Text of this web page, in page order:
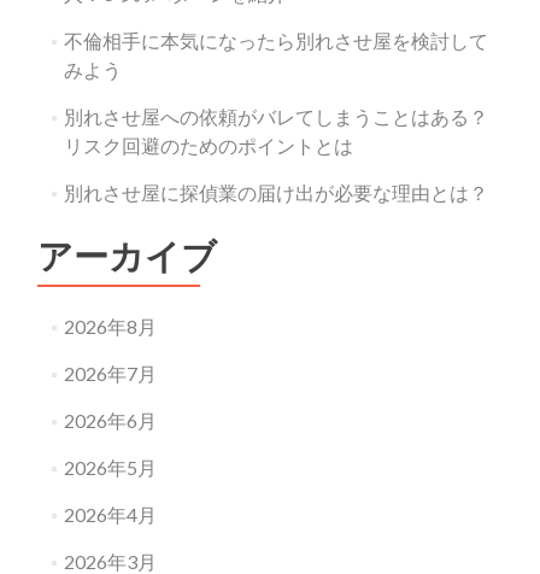
不倫相手に本気になったら別れさせ屋を検討して
みよう
別れさせ屋への依頼がバレてしまうことはある？
リスク回避のためのポイントとは
別れさせ屋に探偵業の届け出が必要な理由とは？
アーカイブ
2026年8月
2026年7月
2026年6月
2026年5月
2026年4月
2026年3月